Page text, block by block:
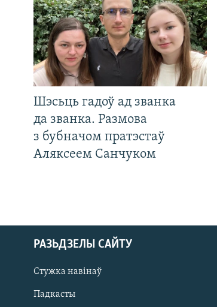
Шэсьць гадоў ад званка
да званка. Размова
з бубначом пратэстаў
Аляксеем Санчуком
РАЗЬДЗЕЛЫ САЙТУ
Стужка навінаў
Падкасты